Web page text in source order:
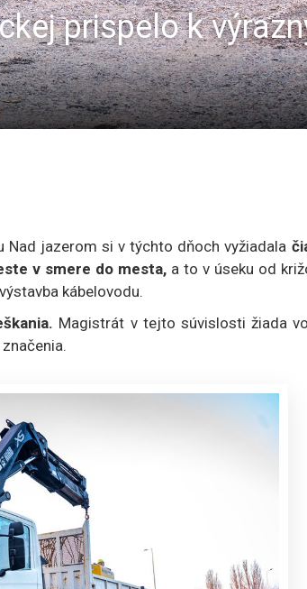
prispelo k
jazerom si v týchto dňoch vyžiadala
v smere do mesta, a to v úseku od
kábelovodu.
Magistrát v tejto súvislosti žiada